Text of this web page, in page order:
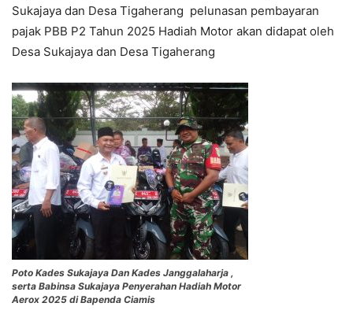
Sukajaya dan Desa Tigaherang pelunasan pembayaran
pajak PBB P2 Tahun 2025 Hadiah Motor akan didapat oleh
Desa Sukajaya dan Desa Tigaherang
Poto Kades Sukajaya Dan Kades Janggalaharja ,
serta Babinsa Sukajaya Penyerahan Hadiah Motor
Aerox 2025 di Bapenda Ciamis